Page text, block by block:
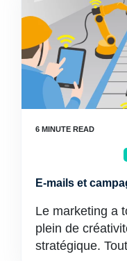
E-mails et
Le marketing a
plein de
stratégique.